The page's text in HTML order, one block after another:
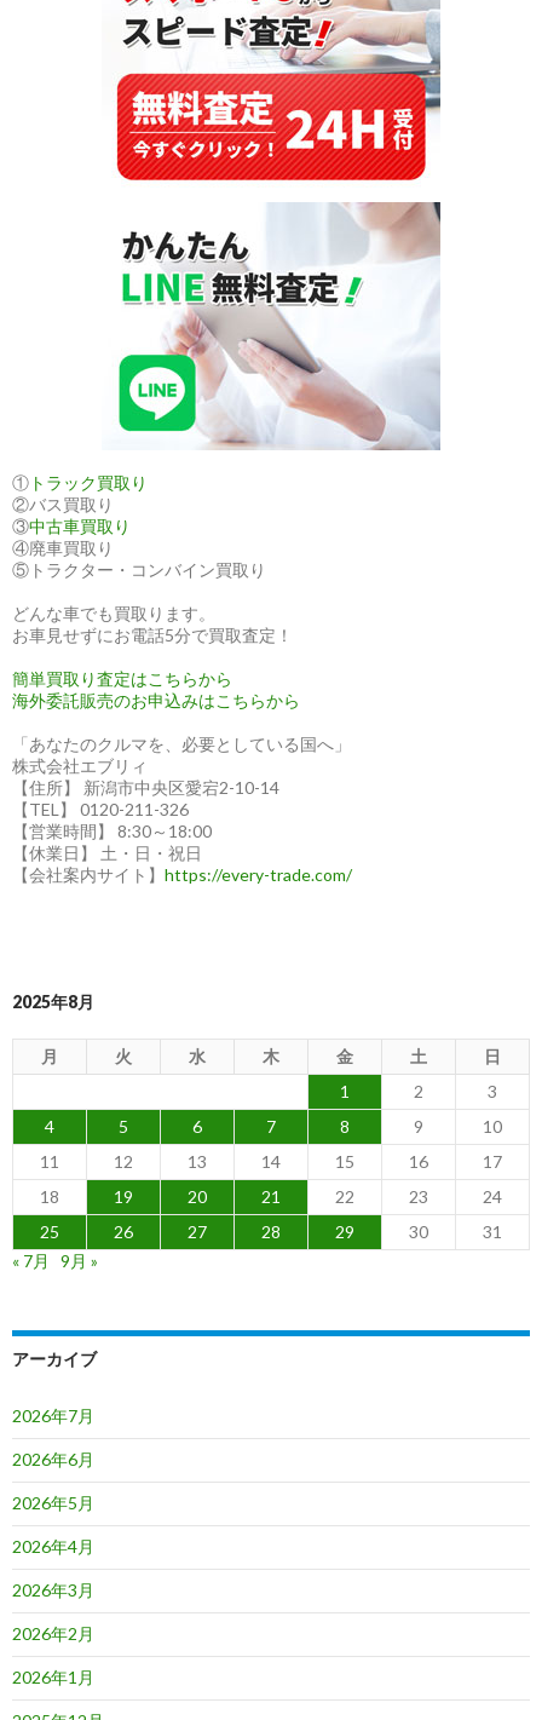
① トラック買取り
②バス買取り
③中古車買取り
④廃車買取り
⑤トラクター・コンバイン買取り
どんな車でも買取ります。
お車見せずにお電話5分で買取査定！
簡単買取り査定はこちらから
海外委託販売のお申込みはこちらから
「あなたのクルマを、必要としている国へ」
株式会社エブリィ
【住所】 新潟市中央区愛宕2-10-14
【TEL】 0120-211-326
【営業時間】 8:30～18:00
【休業日】 土・日・祝日
【会社案内サイト】 https://every-trade.com/
2025年8月
月 火 水 木 金 土
日
1
2
3
4
5 6 7 8 9
10
11
12 13 14 15 16
17
18
19 20 21 22 23
24
25
26 27 28 29 30
31
« 7月
9月 »
アーカイブ
2026年7月
2026年6月
2026年5月
2026年4月
2026年3月
2026年2月
2026年1月